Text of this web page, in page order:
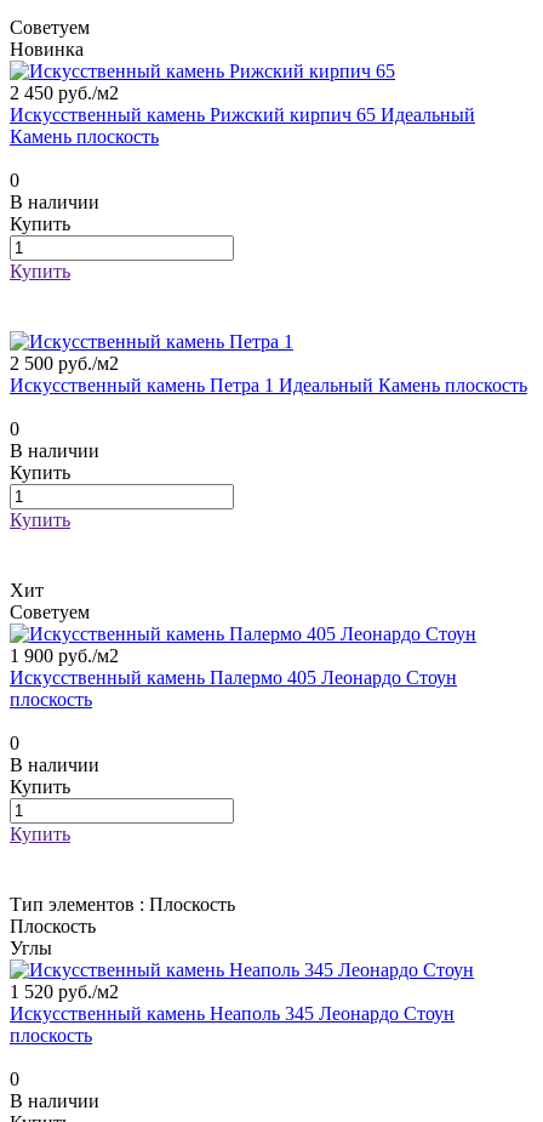
Советуем
Новинка
2 450 руб./м2
Искусственный камень Рижский кирпич 65 Идеальный
Камень плоскость
0
В наличии
Купить
Купить
2 500 руб./м2
Искусственный камень Петра 1 Идеальный Камень плоскость
0
В наличии
Купить
Купить
Хит
Советуем
1 900 руб./м2
Искусственный камень Палермо 405 Леонардо Стоун
плоскость
0
В наличии
Купить
Купить
Тип элементов : Плоскость
Плоскость
Углы
1 520 руб./м2
Искусственный камень Неаполь 345 Леонардо Стоун
плоскость
0
В наличии